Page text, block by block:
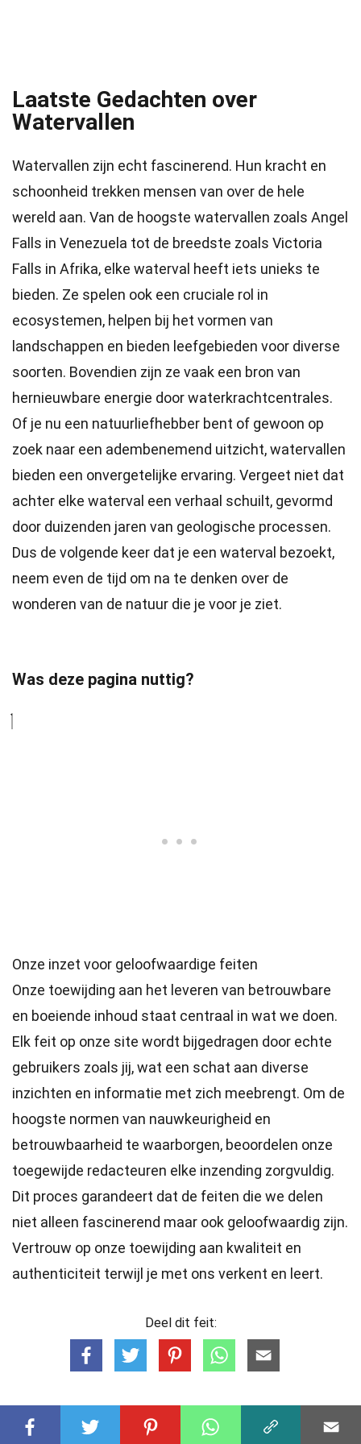
Laatste Gedachten over
Watervallen
Watervallen zijn echt fascinerend. Hun kracht en
schoonheid trekken mensen van over de hele
wereld aan. Van de hoogste watervallen zoals Angel
Falls in Venezuela tot de breedste zoals Victoria
Falls in Afrika, elke waterval heeft iets unieks te
bieden. Ze spelen ook een cruciale rol in
ecosystemen, helpen bij het vormen van
landschappen en bieden leefgebieden voor diverse
soorten. Bovendien zijn ze vaak een bron van
hernieuwbare energie door waterkrachtcentrales.
Of je nu een natuurliefhebber bent of gewoon op
zoek naar een adembenemend uitzicht, watervallen
bieden een onvergetelijke ervaring. Vergeet niet dat
achter elke waterval een verhaal schuilt, gevormd
door duizenden jaren van geologische processen.
Dus de volgende keer dat je een waterval bezoekt,
neem even de tijd om na te denken over de
wonderen van de natuur die je voor je ziet.
Was deze pagina nuttig?
Onze inzet voor geloofwaardige feiten
Onze toewijding aan het leveren van betrouwbare
en boeiende inhoud staat centraal in wat we doen.
Elk feit op onze site wordt bijgedragen door echte
gebruikers zoals jij, wat een schat aan diverse
inzichten en informatie met zich meebrengt. Om de
hoogste normen van nauwkeurigheid en
betrouwbaarheid te waarborgen, beoordelen onze
toegewijde redacteuren elke inzending zorgvuldig.
Dit proces garandeert dat de feiten die we delen
niet alleen fascinerend maar ook geloofwaardig zijn.
Vertrouw op onze toewijding aan kwaliteit en
authenticiteit terwijl je met ons verkent en leert.
Deel dit feit: